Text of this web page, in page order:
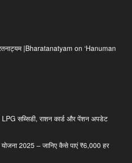
भरतनाट्यम |Bharatanatyam on ‘Hanuman
LPG सब्सिडी, राशन कार्ड और पेंशन अपडेट
योजना 2025 – जानिए कैसे पाएं ₹6,000 हर